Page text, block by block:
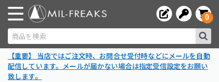
商品を検索
0
【重要】 当店ではご注文時、お問合せ受付時などにメールを自動
配信しています。メールが届かない場合は指定受信設定をお願い
致します。